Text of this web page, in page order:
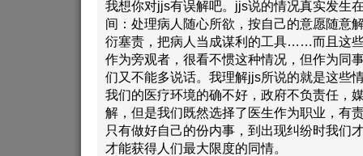
我想你对jjs有误解吧。jjs说的情况真实发生
间：处理病人随心所欲，按自己的意愿随意
衍塞责，把病人当成谋利的工具……而且这
作为旁观者，很看不惯这种情况，但作为同
们又不能多说话。我理解jjs所说的就是这些
我们的医疗环境的确不好，政府不负责任，
解，但是我们既然选择了医生作为职业，有
只有做好自己的份内事，到出现纠纷时我们
才能获得人们最大限度的同情。